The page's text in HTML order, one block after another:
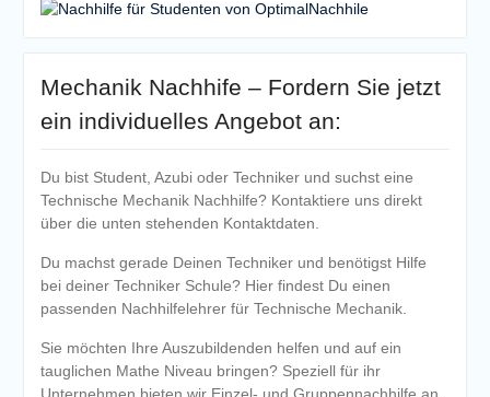
Mechanik Nachhife – Fordern Sie jetzt
ein individuelles Angebot an:
Du bist Student, Azubi oder Techniker und suchst eine
Technische Mechanik Nachhilfe? Kontaktiere uns direkt
über die unten stehenden Kontaktdaten.
Du machst gerade Deinen Techniker und benötigst Hilfe
bei deiner Techniker Schule? Hier findest Du einen
passenden Nachhilfelehrer für Technische Mechanik.
Sie möchten Ihre Auszubildenden helfen und auf ein
tauglichen Mathe Niveau bringen? Speziell für ihr